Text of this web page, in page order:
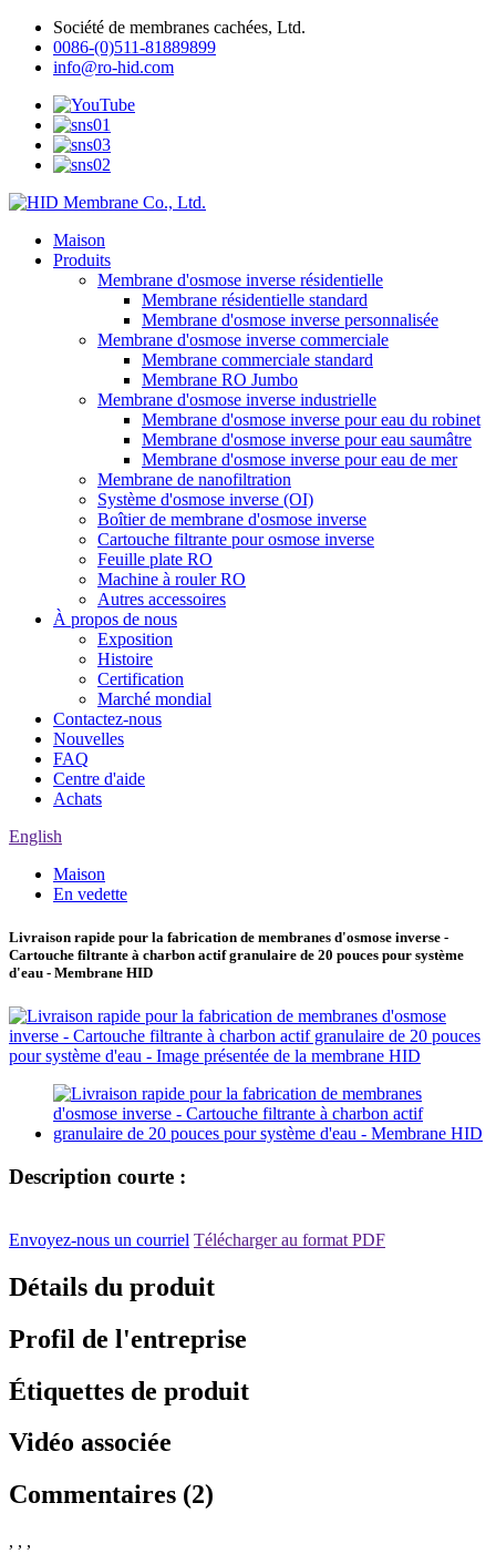
Société de membranes cachées, Ltd.
0086-(0)511-81889899
info@ro-hid.com
Maison
Produits
Membrane d'osmose inverse résidentielle
Membrane résidentielle standard
Membrane d'osmose inverse personnalisée
Membrane d'osmose inverse commerciale
Membrane commerciale standard
Membrane RO Jumbo
Membrane d'osmose inverse industrielle
Membrane d'osmose inverse pour eau du robinet
Membrane d'osmose inverse pour eau saumâtre
Membrane d'osmose inverse pour eau de mer
Membrane de nanofiltration
Système d'osmose inverse (OI)
Boîtier de membrane d'osmose inverse
Cartouche filtrante pour osmose inverse
Feuille plate RO
Machine à rouler RO
Autres accessoires
À propos de nous
Exposition
Histoire
Certification
Marché mondial
Contactez-nous
Nouvelles
FAQ
Centre d'aide
Achats
English
Maison
En vedette
Livraison rapide pour la fabrication de membranes d'osmose inverse -
Cartouche filtrante à charbon actif granulaire de 20 pouces pour système
d'eau - Membrane HID
Description courte :
Envoyez-nous un courriel Télécharger au format PDF
Détails du produit
Profil de l'entreprise
Étiquettes de produit
Vidéo associée
Commentaires (2)
, , ,